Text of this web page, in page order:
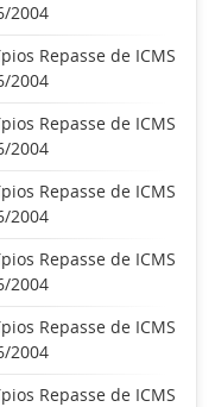
2004
Repasse de ICMS
2004
Repasse de ICMS
2004
Repasse de ICMS
2004
Repasse de ICMS
2004
Repasse de ICMS
2004
Repasse de ICMS